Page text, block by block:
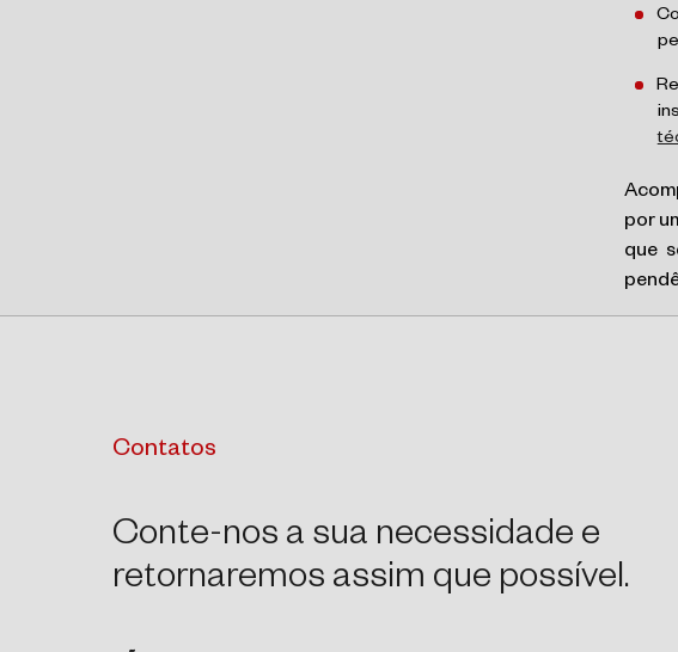
por
que
Contatos
Conte-nos a sua necessidade e
retornaremos assim que possível.